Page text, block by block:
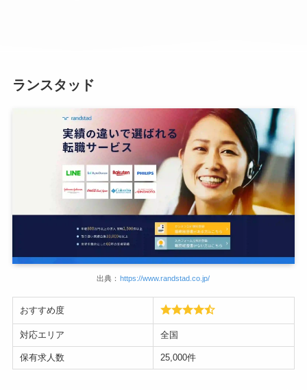
ランスタッド
出典： https://www.randstad.co.jp/
おすすめ度
対応エリア 全国
保有求人数 25,000件